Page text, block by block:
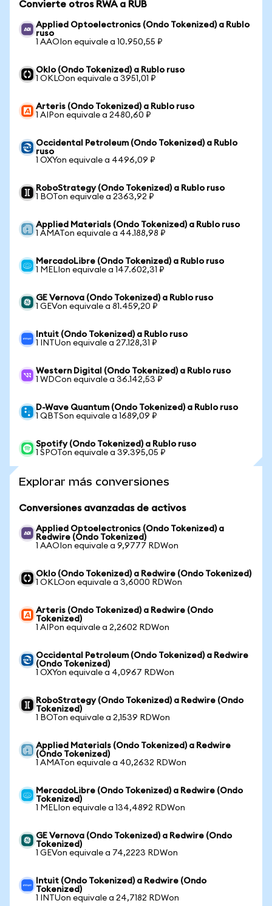
Convierte otros RWA a RUB
Applied Optoelectronics (Ondo Tokenized) a Rublo
ruso
1 AAOIon equivale a 10.950,55 ₽
Oklo (Ondo Tokenized) a Rublo ruso
1 OKLOon equivale a 3951,01 ₽
Arteris (Ondo Tokenized) a Rublo ruso
1 AIPon equivale a 2480,60 ₽
Occidental Petroleum (Ondo Tokenized) a Rublo
ruso
1 OXYon equivale a 4496,09 ₽
RoboStrategy (Ondo Tokenized) a Rublo ruso
1 BOTon equivale a 2363,92 ₽
Applied Materials (Ondo Tokenized) a Rublo ruso
1 AMATon equivale a 44.188,98 ₽
MercadoLibre (Ondo Tokenized) a Rublo ruso
1 MELIon equivale a 147.602,31 ₽
GE Vernova (Ondo Tokenized) a Rublo ruso
1 GEVon equivale a 81.459,20 ₽
Intuit (Ondo Tokenized) a Rublo ruso
1 INTUon equivale a 27.128,31 ₽
Western Digital (Ondo Tokenized) a Rublo ruso
1 WDCon equivale a 36.142,53 ₽
D-Wave Quantum (Ondo Tokenized) a Rublo ruso
1 QBTSon equivale a 1689,09 ₽
Spotify (Ondo Tokenized) a Rublo ruso
1 SPOTon equivale a 39.395,05 ₽
Explorar más conversiones
Conversiones avanzadas de activos
Applied Optoelectronics (Ondo Tokenized) a
Redwire (Ondo Tokenized)
1 AAOIon equivale a 9,9777 RDWon
Oklo (Ondo Tokenized) a Redwire (Ondo Tokenized)
1 OKLOon equivale a 3,6000 RDWon
Arteris (Ondo Tokenized) a Redwire (Ondo
Tokenized)
1 AIPon equivale a 2,2602 RDWon
Occidental Petroleum (Ondo Tokenized) a Redwire
(Ondo Tokenized)
1 OXYon equivale a 4,0967 RDWon
RoboStrategy (Ondo Tokenized) a Redwire (Ondo
Tokenized)
1 BOTon equivale a 2,1539 RDWon
Applied Materials (Ondo Tokenized) a Redwire
(Ondo Tokenized)
1 AMATon equivale a 40,2632 RDWon
MercadoLibre (Ondo Tokenized) a Redwire (Ondo
Tokenized)
1 MELIon equivale a 134,4892 RDWon
GE Vernova (Ondo Tokenized) a Redwire (Ondo
Tokenized)
1 GEVon equivale a 74,2223 RDWon
Intuit (Ondo Tokenized) a Redwire (Ondo
Tokenized)
1 INTUon equivale a 24,7182 RDWon